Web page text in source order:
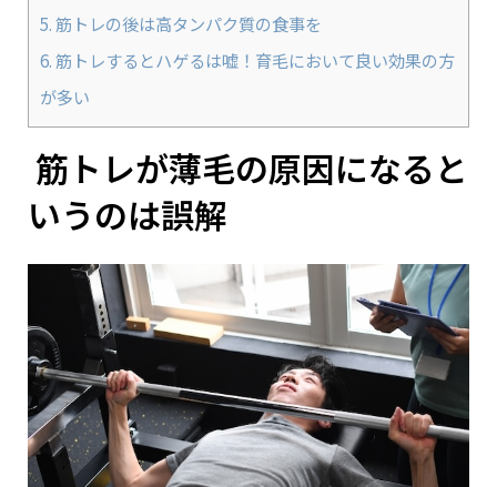
5.筋トレの後は高タンパク質の食事を
6.筋トレするとハゲるは嘘！育毛において良い効果の方
が多い
筋トレが薄毛の原因になると
いうのは誤解